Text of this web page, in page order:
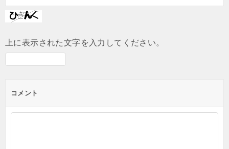
上に表示された文字を入力してください。
コメント